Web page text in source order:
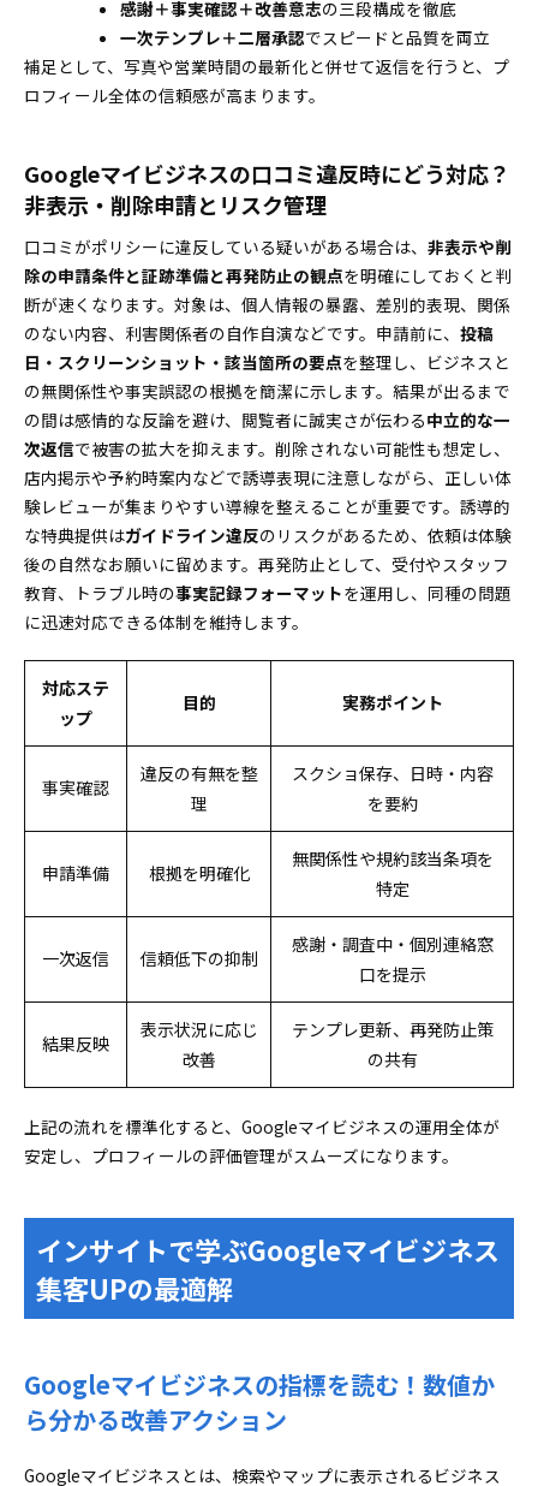
感謝＋事実確認＋改善意志の三段構成を徹底
一次テンプレ＋二層承認でスピードと品質を両立
補足として、写真や営業時間の最新化と併せて返信を行うと、プ
ロフィール全体の信頼感が高まります。
Googleマイビジネスの口コミ違反時にどう対応？
非表示・削除申請とリスク管理
口コミがポリシーに違反している疑いがある場合は、 非表示や削
除の申請条件と証跡準備と再発防止の観点を明確にしておくと判
断が速くなります。対象は、個人情報の暴露、差別的表現、関係
のない内容、利害関係者の自作自演などです。申請前に、 投稿
日・スクリーンショット・該当箇所の要点を整理し、ビジネスと
の無関係性や事実誤認の根拠を簡潔に示します。結果が出るまで
の間は感情的な反論を避け、閲覧者に誠実さが伝わる中立的な一
次返信で被害の拡大を抑えます。削除されない可能性も想定し、
店内掲示や予約時案内などで誘導表現に注意しながら、正しい体
験レビューが集まりやすい導線を整えることが重要です。誘導的
な特典提供はガイドライン違反のリスクがあるため、依頼は体験
後の自然なお願いに留めます。再発防止として、受付やスタッフ
教育、トラブル時の事実記録フォーマットを運用し、同種の問題
に迅速対応できる体制を維持します。
対応ステ
ップ
目的 実務ポイント
事実確認
違反の有無を整
理
スクショ保存、日時・内容
を要約
申請準備 根拠を明確化
無関係性や規約該当条項を
特定
一次返信 信頼低下の抑制
感謝・調査中・個別連絡窓
口を提示
結果反映
表示状況に応じ
改善
テンプレ更新、再発防止策
の共有
上記の流れを標準化すると、Googleマイビジネスの運用全体が
安定し、プロフィールの評価管理がスムーズになります。
インサイトで学ぶGoogleマイビジネス
集客UPの最適解
Googleマイビジネスの指標を読む！数値か
ら分かる改善アクション
Googleマイビジネスとは、検索やマップに表示されるビジネス